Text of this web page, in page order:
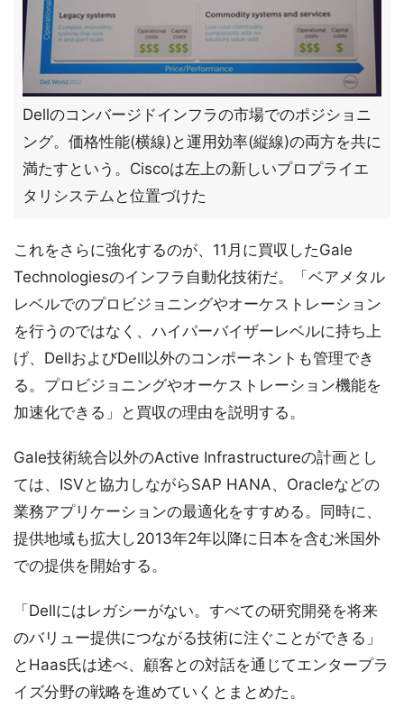
Dellのコンバージドインフラの市場でのポジショニ
ング。価格性能(横線)と運用効率(縦線)の両方を共に
満たすという。Ciscoは左上の新しいプロプライエ
タリシステムと位置づけた
これをさらに強化するのが、11月に買収したGale
Technologiesのインフラ自動化技術だ。「ベアメタル
レベルでのプロビジョニングやオーケストレーション
を行うのではなく、ハイパーバイザーレベルに持ち上
げ、DellおよびDell以外のコンポーネントも管理でき
る。プロビジョニングやオーケストレーション機能を
加速化できる」と買収の理由を説明する。
Gale技術統合以外のActive Infrastructureの計画とし
ては、ISVと協力しながらSAP HANA、Oracleなどの
業務アプリケーションの最適化をすすめる。同時に、
提供地域も拡大し2013年2年以降に日本を含む米国外
での提供を開始する。
「Dellにはレガシーがない。すべての研究開発を将来
のバリュー提供につながる技術に注ぐことができる」
とHaas氏は述べ、顧客との対話を通じてエンタープラ
イズ分野の戦略を進めていくとまとめた。